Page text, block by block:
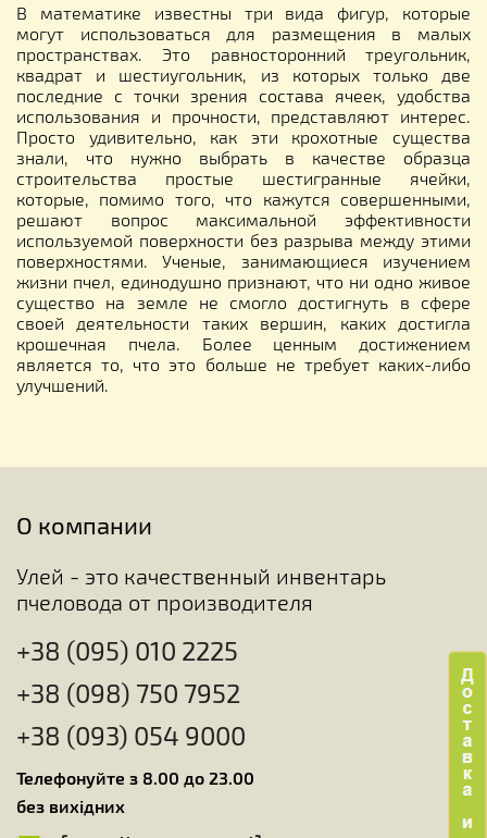
В математике известны три вида фигур, которые
могут использоваться для размещения в малых
пространствах. Это равносторонний треугольник,
квадрат и шестиугольник, из которых только две
последние с точки зрения состава ячеек, удобства
использования и прочности, представляют интерес.
Просто удивительно, как эти крохотные существа
знали, что нужно выбрать в качестве образца
строительства простые шестигранные ячейки,
которые, помимо того, что кажутся совершенными,
решают вопрос максимальной эффективности
используемой поверхности без разрыва между этими
поверхностями. Ученые, занимающиеся изучением
жизни пчел, единодушно признают, что ни одно живое
существо на земле не смогло достигнуть в сфере
своей деятельности таких вершин, каких достигла
крошечная пчела. Более ценным достижением
является то, что это больше не требует каких-либо
улучшений.
О компании
Улей - это качественный инвентарь
пчеловода от производителя
+38 (095) 010 2225
+38 (098) 750 7952
+38 (093) 054 9000
Телефонуйте з 8.00 до 23.00
без вихідних